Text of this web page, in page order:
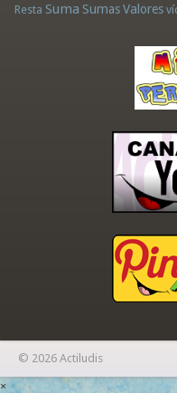
Resta Suma Sumas Valores
© 2026 Actiludis
×